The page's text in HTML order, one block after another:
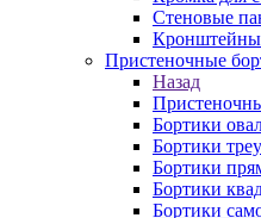
Стеновые
Кронштейны
Пристеночные
Назад
Бортики
Бортики
Бортики
Бортики
Бортики